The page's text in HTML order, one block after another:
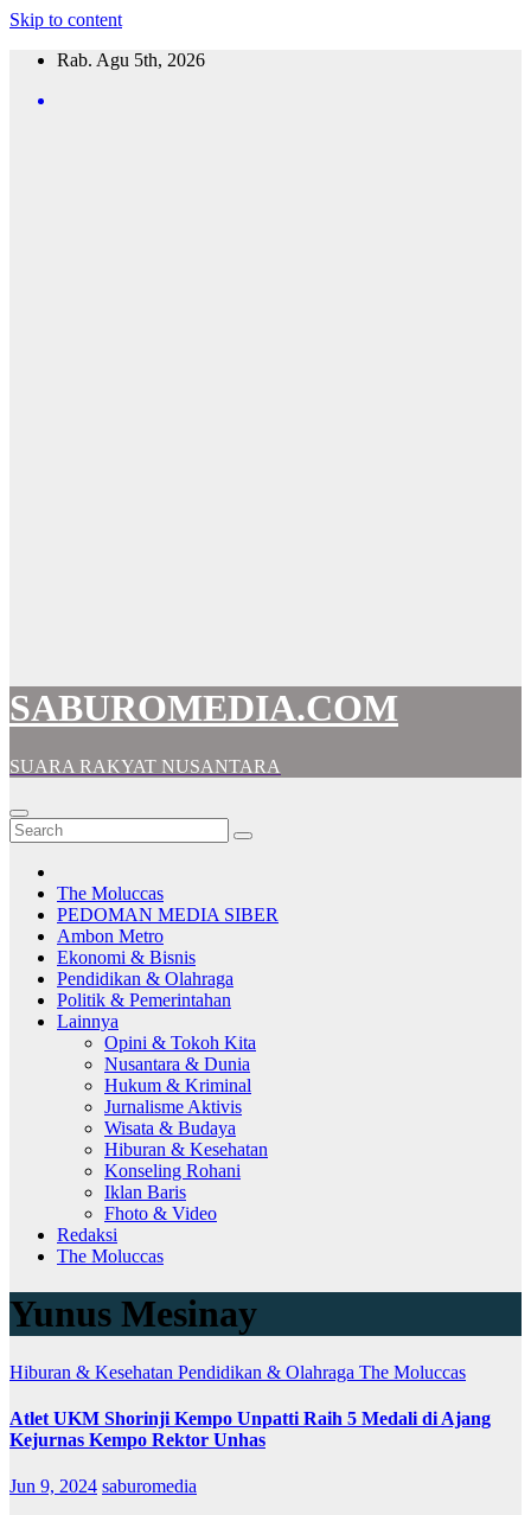
Skip to content
Rab. Agu 5th, 2026
SABUROMEDIA.COM
SUARA RAKYAT NUSANTARA
The Moluccas
PEDOMAN MEDIA SIBER
Ambon Metro
Ekonomi & Bisnis
Pendidikan & Olahraga
Politik & Pemerintahan
Lainnya
Opini & Tokoh Kita
Nusantara & Dunia
Hukum & Kriminal
Jurnalisme Aktivis
Wisata & Budaya
Hiburan & Kesehatan
Konseling Rohani
Iklan Baris
Fhoto & Video
Redaksi
The Moluccas
Yunus Mesinay
Hiburan & Kesehatan Pendidikan & Olahraga The Moluccas
Atlet UKM Shorinji Kempo Unpatti Raih 5 Medali di Ajang
Kejurnas Kempo Rektor Unhas
Jun 9, 2024 saburomedia